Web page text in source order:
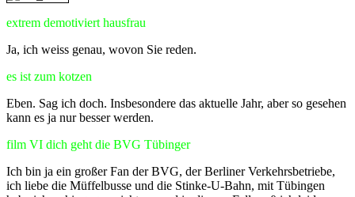
extrem demotiviert hausfrau
Ja, ich weiss genau, wovon Sie reden.
es ist zum kotzen
Eben. Sag ich doch. Insbesondere das aktuelle Jahr, aber so gesehen
kann es ja nur besser werden.
film VI dich geht die BVG Tübinger
Ich bin ja ein großer Fan der BVG, der Berliner Verkehrsbetriebe,
ich liebe die Müffelbusse und die Stinke-U-Bahn, mit Tübingen